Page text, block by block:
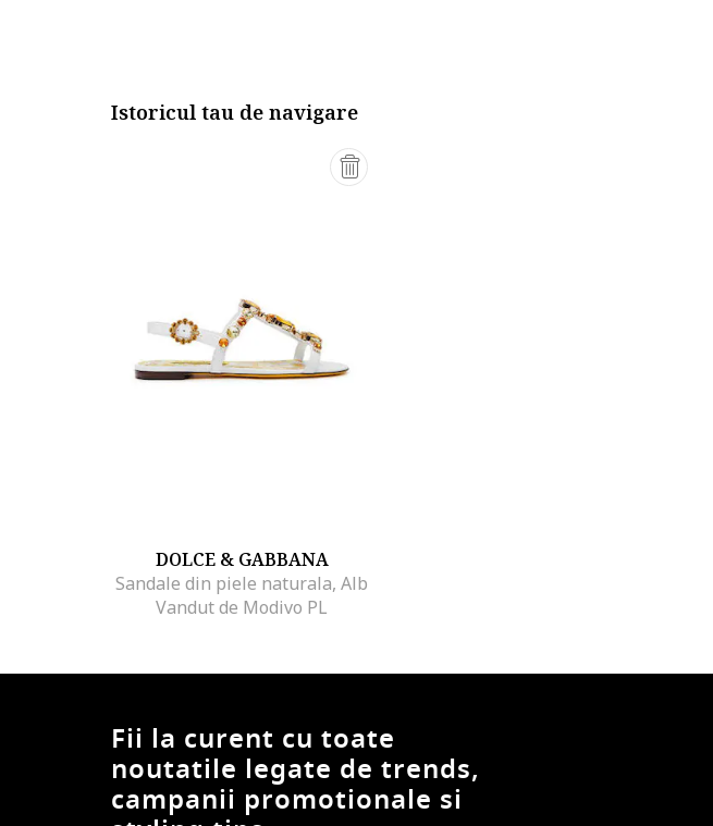
Istoricul tau de navigare
DOLCE & GABBANA
Sandale din piele naturala, Alb
Vandut de Modivo PL
Fii la curent cu toate
noutatile legate de trends,
campanii promotionale si